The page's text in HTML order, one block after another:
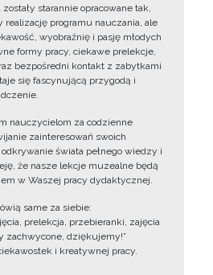
starannie opracowane tak,
realizację programu nauczania, ale
wyobraźnię i pasję młodych
formy pracy, ciekawe prelekcje,
bezpośredni kontakt z zabytkami
się fascynującą przygodą i
nauczycielom za codzienne
zainteresowań swoich
świata pełnego wiedzy i
że nasze lekcje muzealne będą
w Waszej pracy dydaktycznej.
same za siebie:
prelekcja, przebieranki, zajęcia
zachwycone, dziękujemy!”
i kreatywnej pracy.